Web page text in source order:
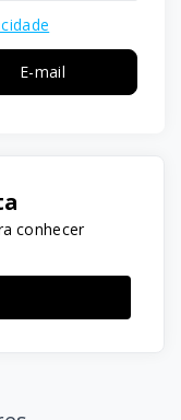
E-mail
conhecer